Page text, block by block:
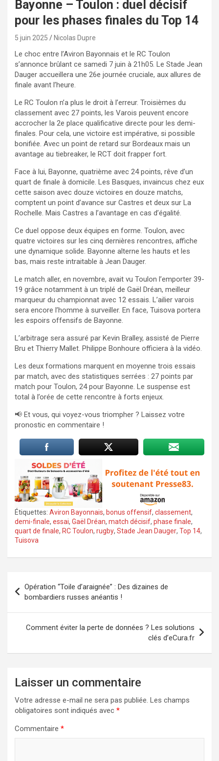
Bayonne – Toulon : duel décisif
pour les phases finales du Top 14
5 juin 2025 Nicolas Dupre
Le choc entre l’Aviron Bayonnais et le RC Toulon
s’annonce brûlant ce samedi 7 juin à 21h05. Le Stade Jean
Dauger accueillera une 26e journée cruciale, aux allures de
finale avant l’heure.
Le RC Toulon n’a plus le droit à l’erreur. Troisièmes du
classement avec 27 points, les Varois peuvent encore
accrocher la 2e place qualificative directe pour les demi-
finales. Pour cela, une victoire est impérative, si possible
bonifiée. Avec un point de retard sur Bordeaux mais un
avantage au tiebreaker, le RCT doit frapper fort.
Face à lui, Bayonne, quatrième avec 24 points, rêve d’un
quart de finale à domicile. Les Basques, invaincus chez eux
cette saison avec douze victoires en douze matchs,
comptent un point d’avance sur Castres et deux sur La
Rochelle. Mais Castres a l’avantage en cas d’égalité.
Ce duel oppose deux équipes en forme. Toulon, avec
quatre victoires sur les cinq dernières rencontres, affiche
une dynamique solide. Bayonne alterne les hauts et les
bas, mais reste intraitable à Jean Dauger.
Le match aller, en novembre, avait vu Toulon l’emporter 39-
19 grâce notamment à un triplé de Gaël Dréan, meilleur
marqueur du championnat avec 12 essais. L’ailier varois
sera encore l’homme à surveiller. En face, Tuisova portera
les espoirs offensifs de Bayonne.
L’arbitrage sera assuré par Kevin Bralley, assisté de Pierre
Bru et Thierry Mallet. Philippe Bonhoure officiera à la vidéo.
Les deux formations marquent en moyenne trois essais
par match, avec des statistiques serrées : 27 points par
match pour Toulon, 24 pour Bayonne. Le suspense est
total à l’orée de cette rencontre à forts enjeux.
📢 Et vous, qui voyez-vous triompher ? Laissez votre
pronostic en commentaire !
Étiquettes: Aviron Bayonnais, bonus offensif, classement,
demi-finale, essai, Gaël Dréan, match décisif, phase finale,
quart de finale, RC Toulon, rugby, Stade Jean Dauger, Top 14,
Tuisova
de
l’article
Opération “Toile d’araignée” : Des dizaines de
bombardiers russes anéantis !
Comment éviter la perte de données ? Les solutions
clés d’eCura.fr
Laisser un commentaire
Votre adresse e-mail ne sera pas publiée. Les champs
obligatoires sont indiqués avec *
Commentaire *